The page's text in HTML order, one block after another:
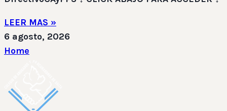
LEER MAS »
6 agosto, 2026
Home